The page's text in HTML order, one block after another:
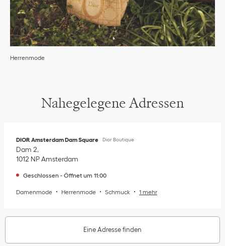
Herrenmode
Nahegelegene Adressen
DIOR Amsterdam Dam Square Dior Boutique
Dam 2
1012 NPAmsterdam
Geschlossen - Öffnet um 11:00
Damenmode Herrenmode Schmuck 1 mehr
Eine Adresse finden